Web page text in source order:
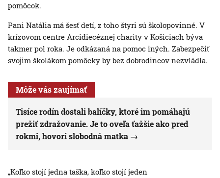
pomôcok.
Pani Natália má šesť detí, z toho štyri sú školopovinné. V
krízovom centre Arcidiecéznej charity v Košiciach býva
takmer pol roka. Je odkázaná na pomoc iných. Zabezpečiť
svojim školákom pomôcky by bez dobrodincov nezvládla.
Môže vás zaujímať
Tisíce rodín dostali balíčky, ktoré im pomáhajú
prežiť zdražovanie. Je to oveľa ťažšie ako pred
rokmi, hovorí slobodná matka
„Koľko stojí jedna taška, koľko stojí jeden